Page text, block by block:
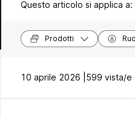
Questo articolo si applica a:
Prodotti
10 aprile 2026 | 599 vista/e |